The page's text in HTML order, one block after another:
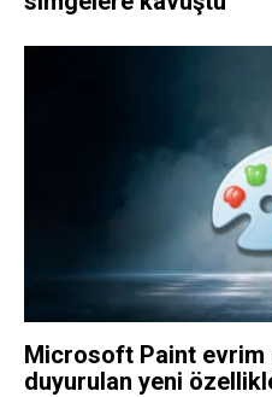
Microsoft Paint
duyurulan yeni